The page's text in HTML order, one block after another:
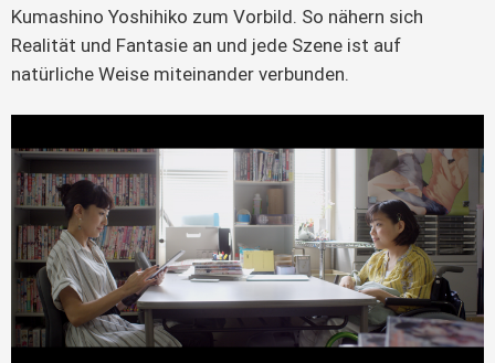
Kumashino Yoshihiko zum Vorbild. So nähern sich
Realität und Fantasie an und jede Szene ist auf
natürliche Weise miteinander verbunden.